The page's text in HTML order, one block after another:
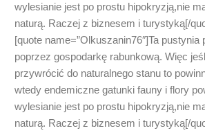
wylesianie jest po prostu hipokryzją,nie
naturą. Raczej z biznesem i turystyką[/
[quote name=”Olkuszanin76″]Ta pustynia
poprzez gospodarkę rabunkową. Więc
przywrócić do naturalnego stanu to
wtedy endemiczne gatunki fauny i flory
wylesianie jest po prostu hipokryzją,nie
naturą. Raczej z biznesem i turystyką[/